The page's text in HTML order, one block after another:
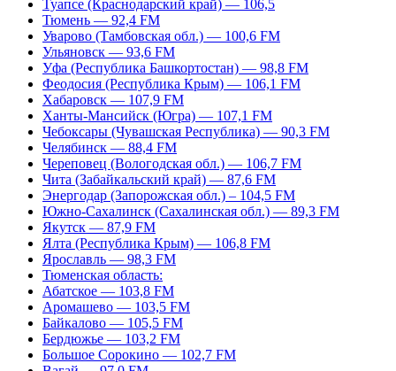
Туапсе (Краснодарский край) — 106,5
Тюмень — 92,4 FM
Уварово (Тамбовская обл.) — 100,6 FM
Ульяновск — 93,6 FM
Уфа (Республика Башкортостан) — 98,8 FM
Феодосия (Республика Крым) — 106,1 FM
Хабаровск — 107,9 FM
Ханты-Мансийск (Югра) — 107,1 FM
Чебоксары (Чувашская Республика) — 90,3 FM
Челябинск — 88,4 FM
Череповец (Вологодская обл.) — 106,7 FM
Чита (Забайкальский край) — 87,6 FM
Энергодар (Запорожская обл.) – 104,5 FM
Южно-Сахалинск (Сахалинская обл.) — 89,3 FM
Якутск — 87,9 FM
Ялта (Республика Крым) — 106,8 FM
Ярославль — 98,3 FM
Тюменская область:
Абатское — 103,8 FM
Аромашево — 103,5 FM
Байкалово — 105,5 FM
Бердюжье — 103,2 FM
Большое Сорокино — 102,7 FM